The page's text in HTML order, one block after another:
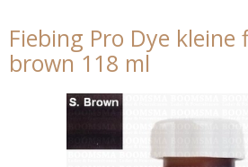
Fiebing Pro Dye kleine
brown 118 ml